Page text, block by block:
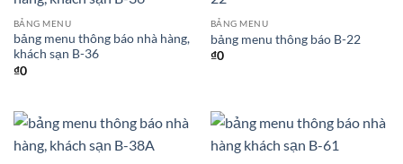
BẢNG MENU
bảng menu thông báo nhà hàng,
khách sạn B-36
₫0
BẢNG MENU
bảng menu thông báo B-22
₫0